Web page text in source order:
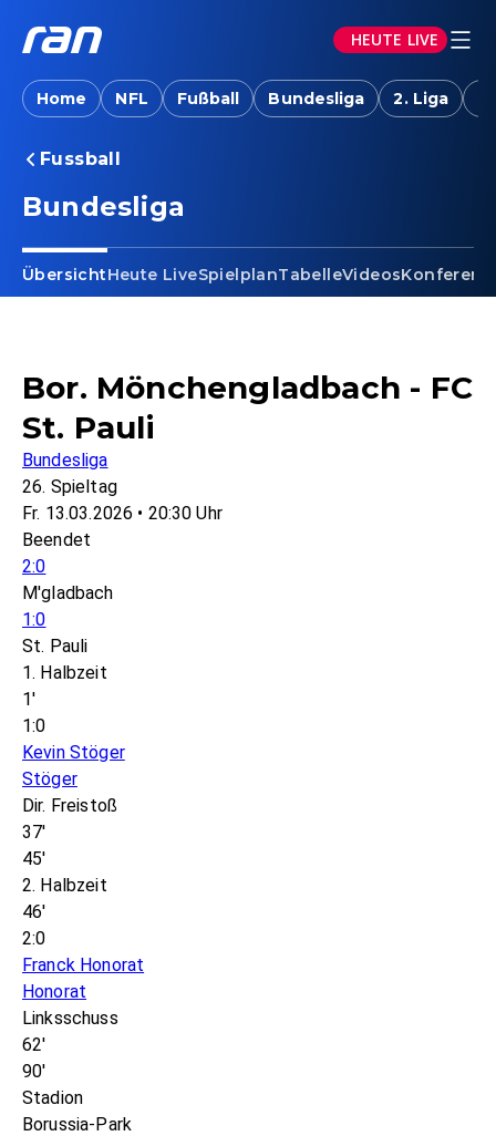
HEUTE LIVE
Home NFL Fußball Bundesliga 2. Liga
Fussball
Bundesliga
ÜbersichtHeute LiveSpielplanTabelleVideosKonferenz
Bor. Mönchengladbach - FC
St. Pauli
Bundesliga
26. Spieltag
Fr. 13.03.2026 • 20:30 Uhr
Beendet
2:0
M'gladbach
1:0
St. Pauli
1. Halbzeit
1'
1:0
Kevin Stöger
Stöger
Dir. Freistoß
37'
45'
2. Halbzeit
46'
2:0
Franck Honorat
Honorat
Linksschuss
62'
90'
Stadion
Borussia-Park